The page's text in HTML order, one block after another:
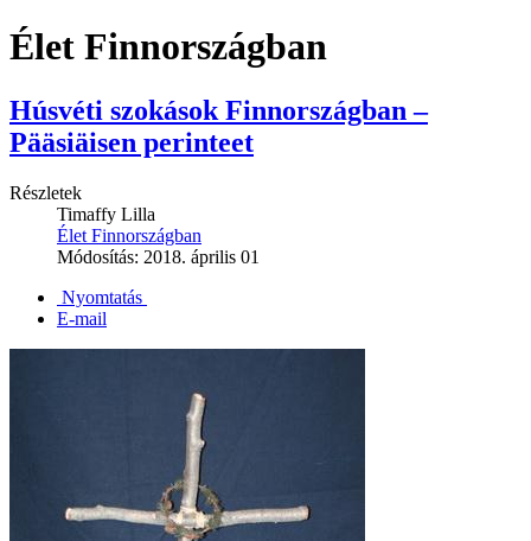
Élet Finnországban
Húsvéti szokások Finnországban –
Pääsiäisen perinteet
Részletek
Timaffy Lilla
Élet Finnországban
Módosítás: 2018. április 01
Nyomtatás
E-mail